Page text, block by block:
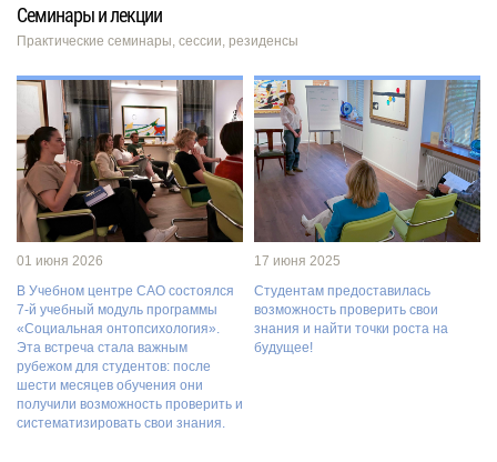
Семинары и лекции
Практические семинары, сессии, резиденсы
01 июня 2026
В Учебном центре САО состоялся
7-й учебный модуль программы
«Социальная онтопсихология».
Эта встреча стала важным
рубежом для студентов: после
шести месяцев обучения они
получили возможность проверить и
систематизировать свои знания.
17 июня 2025
Студентам предоставилась
возможность проверить свои
знания и найти точки роста на
будущее!